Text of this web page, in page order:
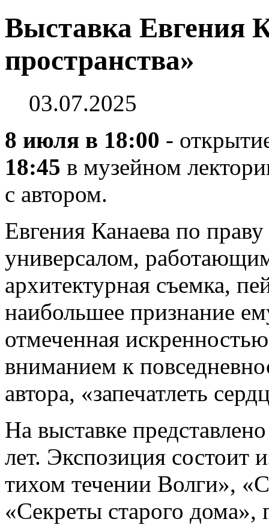
Выставка Евгения
пространства»
03.07.2025
8 июля в 18:00 -
18:45 в музейном
с автором.
Евгения Канаева по
универсалом,
архитектурная съемка,
наибольшее признание
отмеченная
вниманием к
автора, «запечатлеть
На выставке
лет. Экспозиция состоит
тихом течении Волги»,
«Секреты старого дома»,